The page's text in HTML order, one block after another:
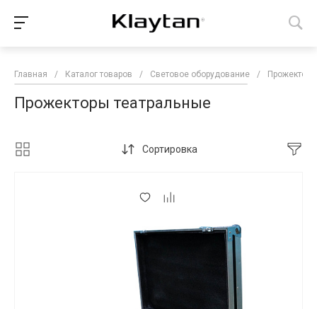
Главная / Каталог товаров / Световое оборудование /
Прожекторы театральные
Сортировка